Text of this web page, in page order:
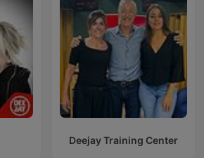
Deejay Training Center